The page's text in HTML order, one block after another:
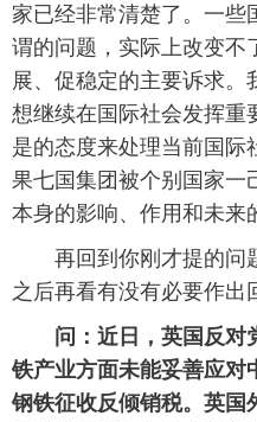
家已经非常清楚了。一些
谓的问题，实际上改变不
展、促稳定的主要诉求。
想继续在国际社会发挥重
是的态度来处理当前国际
果七国集团被个别国家一
本身的影响、作用和未来
再回到你刚才提的问
之后再看有没有必要作出
问：近日，英国反对
铁产业方面未能妥善应对
钢铁征收反倾销税。英国